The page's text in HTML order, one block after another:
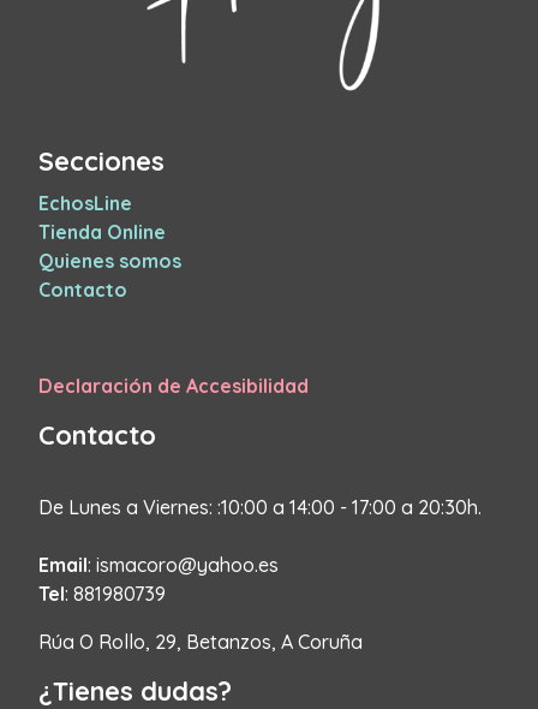
Secciones
EchosLine
Tienda Online
Quienes somos
Contacto
Declaración de Accesibilidad
Contacto
De Lunes a Viernes: :10:00 a 14:00 - 17:00 a 20:30h.
Email: ismacoro@yahoo.es
Tel: 881980739
Rúa O Rollo, 29, Betanzos, A Coruña
¿Tienes dudas?